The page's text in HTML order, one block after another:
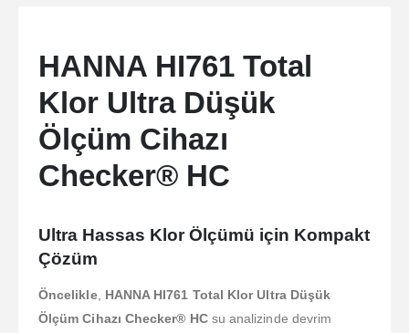
HANNA HI761 Total
Klor Ultra Düşük
Ölçüm Cihazı
Checker® HC
Ultra Hassas Klor Ölçümü için Kompakt
Çözüm
Öncelikle, HANNA HI761 Total Klor Ultra Düşük
Ölçüm Cihazı Checker® HCsu analizinde devrim